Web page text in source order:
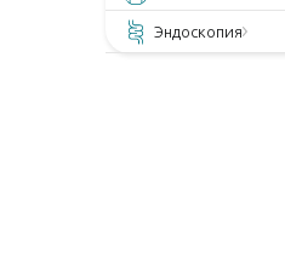
Эндоскопия